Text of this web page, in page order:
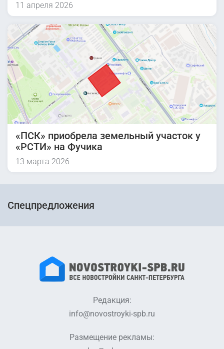
11 апреля 2026
«ПСК» приобрела земельный участок у
«РСТИ» на Фучика
13 марта 2026
Спецпредложения
Редакция:
info@novostroyki-spb.ru
Размещение рекламы: